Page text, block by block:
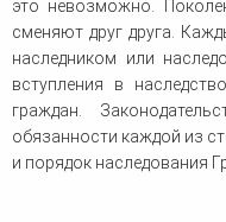
это невозможно.
сменяют друг друга.
наследником или
вступления в
граждан.
обязанности каждой из
и порядок наследования